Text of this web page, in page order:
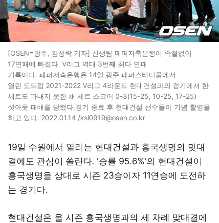
[OSEN=광주, 김성락 기자] 신생팀 페퍼저축은행이 속절없이
17연패에 빠졌다. V리그 역대 3번째 최다 연패
기록이다. 페퍼저축은행은 14일 광주 페퍼스타디움에서
열린 도드람 2021-2022 V리그 4라운드 현대건설과의 경기에서 한
세트도 따내지 못한 채 세트 스코어 0-3(15-25, 10-25, 17-25)
셧아웃 패배를 당했다.경기 종료 후 현대건설 선수들이 기념 촬영을
하고 있다. 2022.01.14 /ksl0919@osen.co.kr
19일 수원에서 열리는 현대건설과 흥국생명의 맞대
결에도 관심이 쏠린다. '승률 95.6%'의 현대건설이
흥국생명을 상대로 시즌 23승이자 11연승에 도전하
는 경기다.
현대건설은 올 시즌 흥국생명과의 세 차례 맞대결에